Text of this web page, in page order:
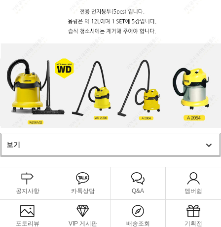
보기
공지사항 카톡상담 Q&A 멤버쉽
포토리뷰 VIP 게시판 배송조회 기획전